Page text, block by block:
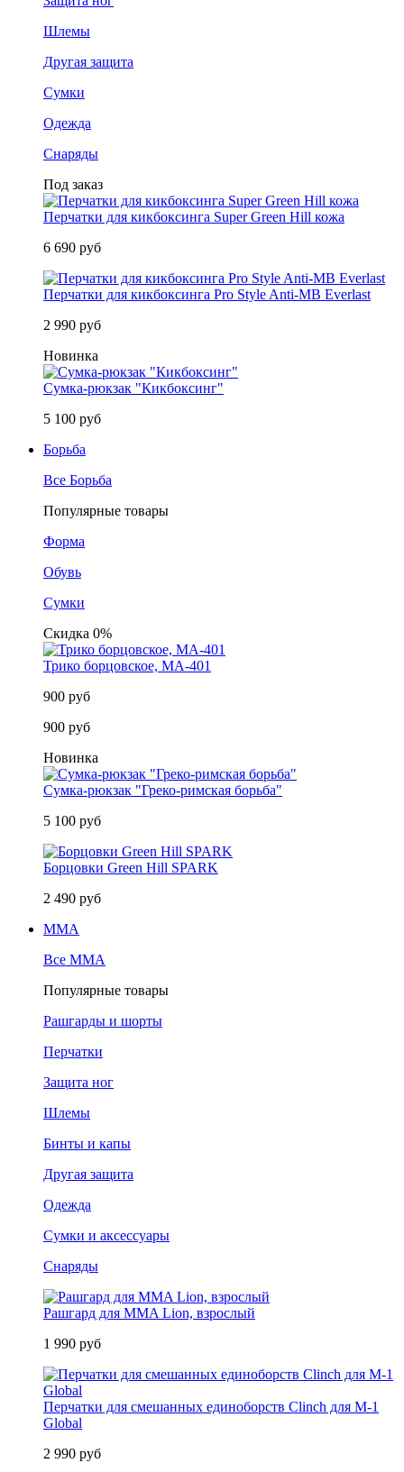
Шлемы
Другая защита
Сумки
Одежда
Снаряды
Под заказ
Перчатки для кикбоксинга Super Green Hill кожа
6 690 руб
Перчатки для кикбоксинга Pro Style Anti-MB Everlast
2 990 руб
Новинка
Сумка-рюкзак "Кикбоксинг"
5 100 руб
Борьба
Все Борьба
Популярные товары
Форма
Обувь
Сумки
Скидка 0%
Трико борцовское, MA-401
900 руб
900 руб
Новинка
Сумка-рюкзак "Греко-римская борьба"
5 100 руб
Борцовки Green Hill SPARK
2 490 руб
MMA
Все MMA
Популярные товары
Рашгарды и шорты
Перчатки
Защита ног
Шлемы
Бинты и капы
Другая защита
Одежда
Сумки и аксессуары
Снаряды
Рашгард для MMA Lion, взрослый
1 990 руб
Перчатки для смешанных единоборств Clinch для M-1
Global
2 990 руб